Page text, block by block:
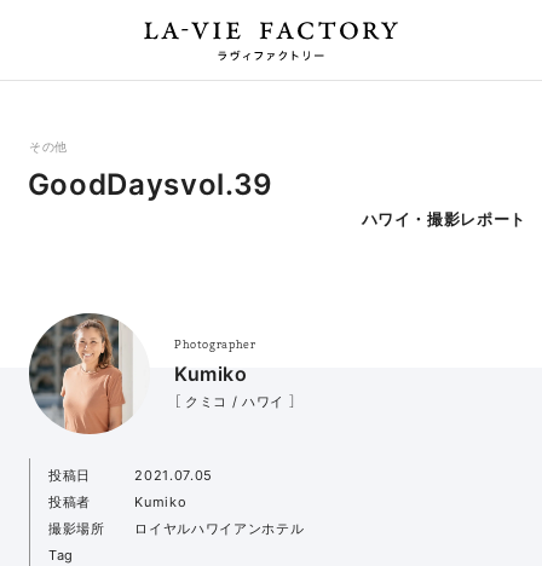
その他
GoodDaysvol.39
ハワイ・撮影レポート
Photographer
Kumiko
［ クミコ / ハワイ ］
投稿日
2021.07.05
投稿者
Kumiko
撮影場所
ロイヤルハワイアンホテル
Tag